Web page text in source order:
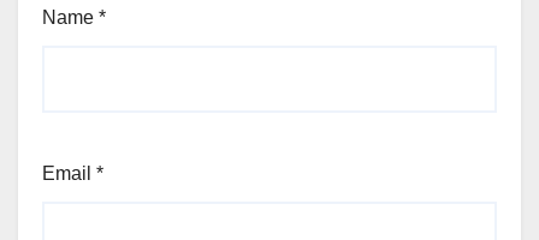
Name *
Email *